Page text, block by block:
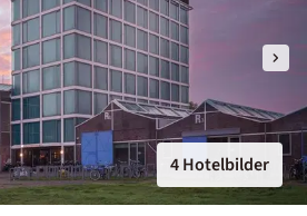
4 Hotelbilder